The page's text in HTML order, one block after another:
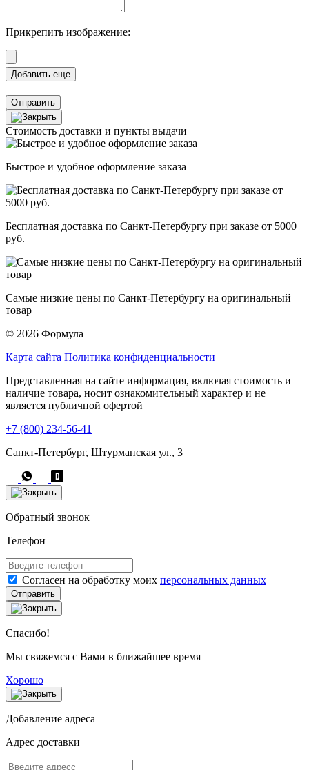
Прикрепить изображение:
Отправить
Стоимость доставки и пункты выдачи
Быстрое и удобное оформление заказа
Бесплатная доставка по Санкт-Петербургу при заказе от 5000
руб.
Самые низкие цены по Санкт-Петербургу на оригинальный
товар
© 2026 Формула
Карта сайта Политика конфиденциальности
Представленная на сайте информация, включая стоимость и
наличие товара, носит ознакомительный характер и не
является публичной офертой
+7 (800) 234-56-41
Санкт-Петербург, Штурманская ул., 3
Обратный звонок
Телефон
Согласен на обработку моих персональных данных
Отправить
Спасибо!
Мы свяжемся с Вами в ближайшее время
Хорошо
Добавление адреса
Адрес доставки